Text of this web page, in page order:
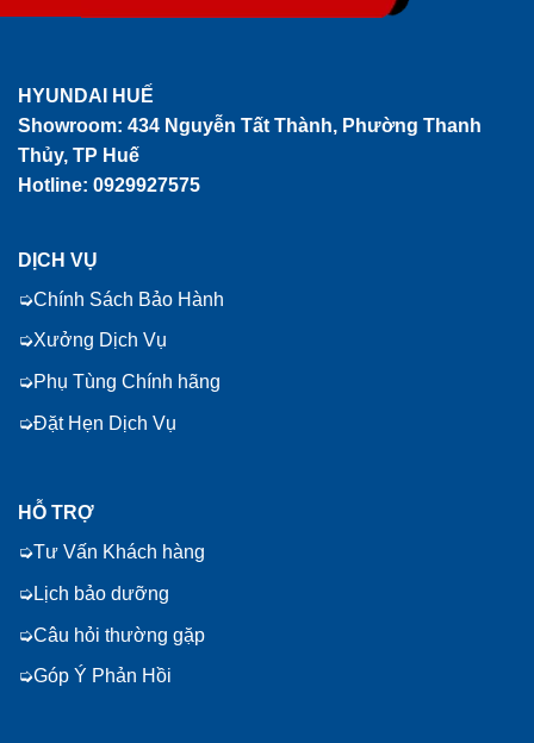
HYUNDAI HUẾ
Showroom: 434 Nguyễn Tất Thành, Phường Thanh
Thủy, TP Huế
Hotline: 0929927575
DỊCH VỤ
Chính Sách Bảo Hành
Xưởng Dịch Vụ
Phụ Tùng Chính hãng
Đặt Hẹn Dịch Vụ
HỖ TRỢ
Tư Vấn Khách hàng
Lịch bảo dưỡng
Câu hỏi thường gặp
Góp Ý Phản Hồi